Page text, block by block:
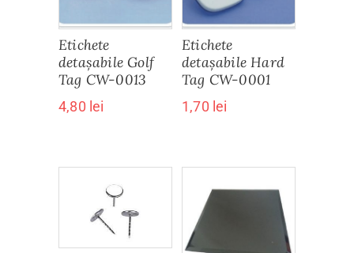
Etichete
detașabile Golf
Tag CW-0013
4,80 lei
Etichete
detașabile Hard
Tag CW-0001
1,70 lei